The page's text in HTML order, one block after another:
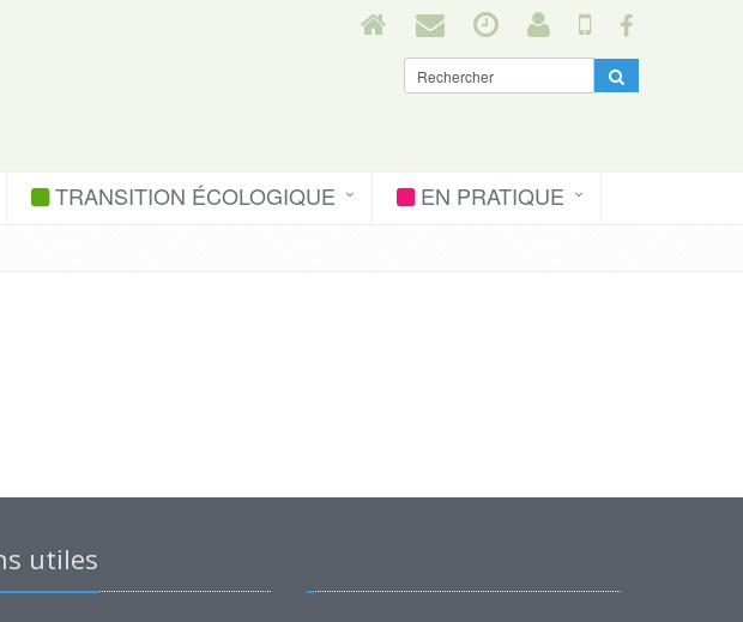
TRANSITION ÉCOLOGIQUE EN PRATIQUE
utiles